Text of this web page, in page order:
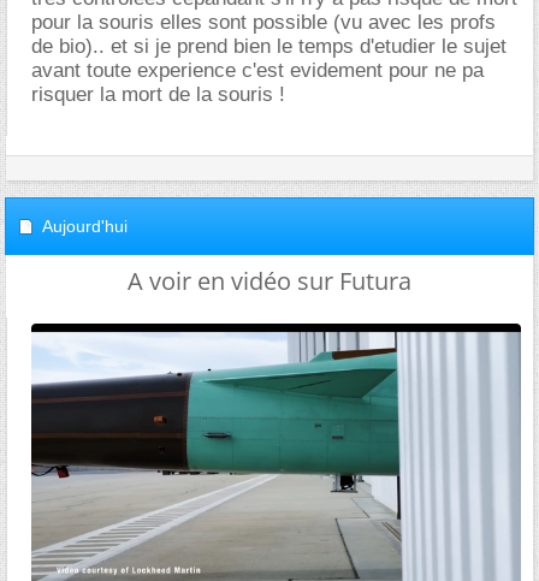
pour la souris elles sont possible (vu avec les profs
de bio).. et si je prend bien le temps d'etudier le sujet
avant toute experience c'est evidement pour ne pa
risquer la mort de la souris !
Aujourd'hui
A voir en vidéo sur Futura